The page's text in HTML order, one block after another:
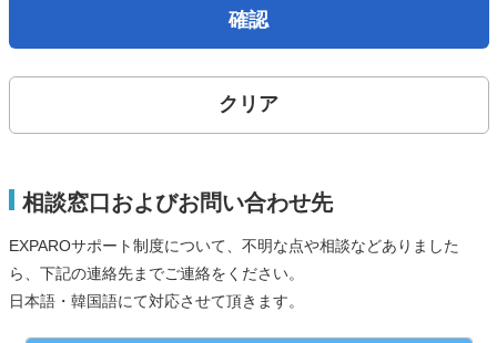
人の了解を得ることなく第三者に提供することはありませ
お問合せから取得した個人情報は委託することがありませ
開示対象個人情報の開示等および問合せ窓口について
の、利用目的の通知、開示、内容の訂正、追加または削除、
利用の停止、消去および第三者への提供の停止（「開示等」
といいます。）に応じます。
クリア
確認
相談窓口およびお問い合わせ先
EXPAROサポート制度について、不明な点や相談などありました
ら、下記の連絡先までご連絡をください。
日本語・韓国語にて対応させて頂きます。